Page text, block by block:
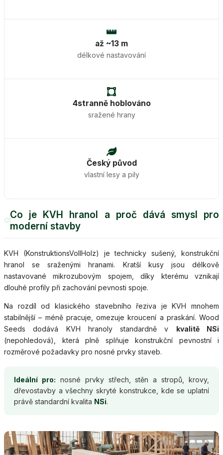
až ~13 m
délkové nastavování
4stranně hoblováno
sražené hrany
Český původ
vlastní lesy a pily
01Co je KVH hranol a proč dává smysl pro
moderní stavby
KVH (KonstruktionsVollHolz) je technicky sušený, konstrukční
hranol se sraženými hranami. Kratší kusy jsou délkově
nastavované mikrozubovým spojem, díky kterému vznikají
dlouhé profily při zachování pevnosti spoje.
Na rozdíl od klasického stavebního řeziva je KVH mnohem
stabilnější – méně pracuje, omezuje kroucení a praskání. Wood
Seeds dodává KVH hranoly standardně v kvalitě NSi
(nepohledová), která plně splňuje konstrukční pevnostní i
rozměrové požadavky pro nosné prvky staveb.
Ideální pro: nosné prvky střech, stěn a stropů, krovy,
dřevostavby a všechny skryté konstrukce, kde se uplatní
právě standardní kvalita NSi.